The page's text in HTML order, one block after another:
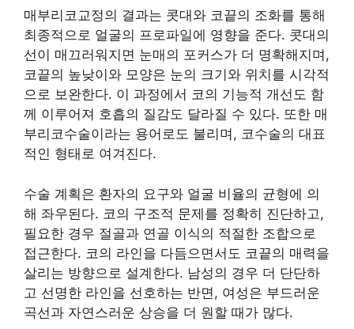
매부리코교정의 결과는 콧대와 코끝의 조화를 통해
최종적으로 얼굴의 프로파일에 영향을 준다. 콧대의
선이 매끄러워지면 눈매의 포커스가 더 명확해지며,
코끝의 높낮이와 모양은 눈의 크기와 위치를 시각적
으로 보완한다. 이 과정에서 코의 기능적 개선도 함
께 이루어져 호흡의 질감도 달라질 수 있다. 또한 매
부리코수술이라는 용어로도 불리며, 코수술의 대표
적인 형태로 여겨진다.
수술 계획은 환자의 요구와 얼굴 비율의 균형에 의
해 좌우된다. 코의 구조적 문제를 정확히 진단하고,
필요한 경우 절골과 연골 이식의 적절한 조합으로
접근한다. 코의 라인을 다듬으면서도 코끝의 매력을
살리는 방향으로 설계한다. 남성의 경우 더 단단하
고 선명한 라인을 선호하는 반면, 여성은 부드러운
곡선과 자연스러운 상승을 더 원할 때가 많다.